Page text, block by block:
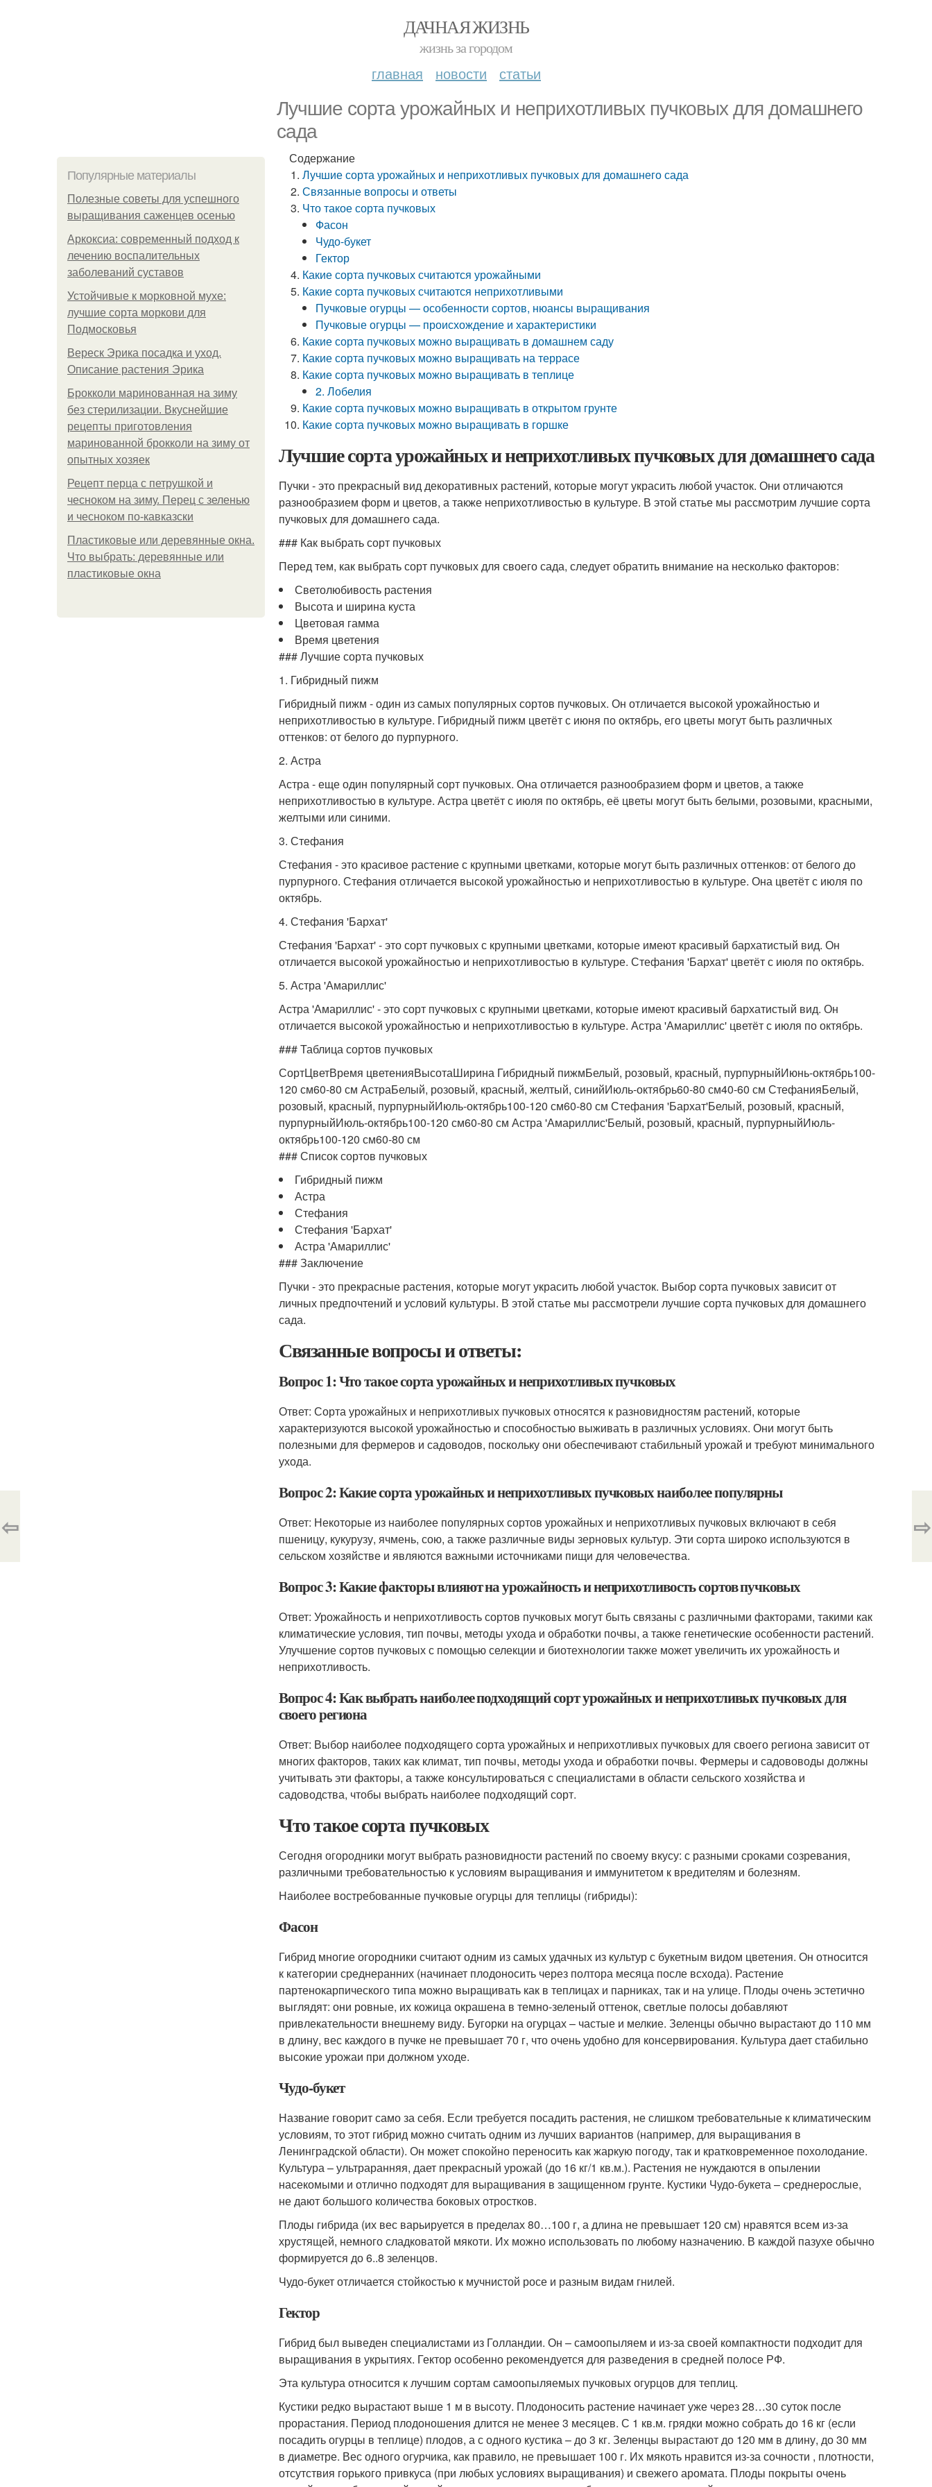
ДАЧНАЯ ЖИЗНЬ
жизнь за городом
главная новости статьи
Лучшие сорта урожайных и неприхотливых пучковых для домашнего
сада
Популярные материалы
Полезные советы для успешного
выращивания саженцев осенью
Аркоксиа: современный подход к
лечению воспалительных
заболеваний суставов
Устойчивые к морковной мухе:
лучшие сорта моркови для
Подмосковья
Вереск Эрика посадка и уход.
Описание растения Эрика
Брокколи маринованная на зиму
без стерилизации. Вкуснейшие
рецепты приготовления
маринованной брокколи на зиму от
опытных хозяек
Рецепт перца с петрушкой и
чесноком на зиму. Перец с зеленью
и чесноком по-кавказски
Пластиковые или деревянные окна.
Что выбрать: деревянные или
пластиковые окна
Содержание
Лучшие сорта урожайных и неприхотливых пучковых для домашнего сада
Связанные вопросы и ответы
Что такое сорта пучковых
Фасон
Чудо-букет
Гектор
Какие сорта пучковых считаются урожайными
Какие сорта пучковых считаются неприхотливыми
Пучковые огурцы — особенности сортов, нюансы выращивания
Пучковые огурцы — происхождение и характеристики
Какие сорта пучковых можно выращивать в домашнем саду
Какие сорта пучковых можно выращивать на террасе
Какие сорта пучковых можно выращивать в теплице
2. Лобелия
Какие сорта пучковых можно выращивать в открытом грунте
Какие сорта пучковых можно выращивать в горшке
Лучшие сорта урожайных и неприхотливых пучковых для домашнего сада
Пучки - это прекрасный вид декоративных растений, которые могут украсить любой участок. Они отличаются
разнообразием форм и цветов, а также неприхотливостью в культуре. В этой статье мы рассмотрим лучшие сорта
пучковых для домашнего сада.
### Как выбрать сорт пучковых
Перед тем, как выбрать сорт пучковых для своего сада, следует обратить внимание на несколько факторов:
Светолюбивость растения
Высота и ширина куста
Цветовая гамма
Время цветения
### Лучшие сорта пучковых
1. Гибридный пижм
Гибридный пижм - один из самых популярных сортов пучковых. Он отличается высокой урожайностью и
неприхотливостью в культуре. Гибридный пижм цветёт с июня по октябрь, его цветы могут быть различных
оттенков: от белого до пурпурного.
2. Астра
Астра - еще один популярный сорт пучковых. Она отличается разнообразием форм и цветов, а также
неприхотливостью в культуре. Астра цветёт с июля по октябрь, её цветы могут быть белыми, розовыми, красными,
желтыми или синими.
3. Стефания
Стефания - это красивое растение с крупными цветками, которые могут быть различных оттенков: от белого до
пурпурного. Стефания отличается высокой урожайностью и неприхотливостью в культуре. Она цветёт с июля по
октябрь.
4. Стефания 'Бархат'
Стефания 'Бархат' - это сорт пучковых с крупными цветками, которые имеют красивый бархатистый вид. Он
отличается высокой урожайностью и неприхотливостью в культуре. Стефания 'Бархат' цветёт с июля по октябрь.
5. Астра 'Амариллис'
Астра 'Амариллис' - это сорт пучковых с крупными цветками, которые имеют красивый бархатистый вид. Он
отличается высокой урожайностью и неприхотливостью в культуре. Астра 'Амариллис' цветёт с июля по октябрь.
### Таблица сортов пучковых
СортЦветВремя цветенияВысотаШирина Гибридный пижмБелый, розовый, красный, пурпурныйИюнь-октябрь100-
120 см60-80 см АстраБелый, розовый, красный, желтый, синийИюль-октябрь60-80 см40-60 см СтефанияБелый,
розовый, красный, пурпурныйИюль-октябрь100-120 см60-80 см Стефания 'Бархат'Белый, розовый, красный,
пурпурныйИюль-октябрь100-120 см60-80 см Астра 'Амариллис'Белый, розовый, красный, пурпурныйИюль-
октябрь100-120 см60-80 см
### Список сортов пучковых
Гибридный пижм
Астра
Стефания
Стефания 'Бархат'
Астра 'Амариллис'
### Заключение
Пучки - это прекрасные растения, которые могут украсить любой участок. Выбор сорта пучковых зависит от
личных предпочтений и условий культуры. В этой статье мы рассмотрели лучшие сорта пучковых для домашнего
сада.
Связанные вопросы и ответы:
Вопрос 1: Что такое сорта урожайных и неприхотливых пучковых
Ответ: Сорта урожайных и неприхотливых пучковых относятся к разновидностям растений, которые
характеризуются высокой урожайностью и способностью выживать в различных условиях. Они могут быть
полезными для фермеров и садоводов, поскольку они обеспечивают стабильный урожай и требуют минимального
ухода.
Вопрос 2: Какие сорта урожайных и неприхотливых пучковых наиболее популярны
Ответ: Некоторые из наиболее популярных сортов урожайных и неприхотливых пучковых включают в себя
пшеницу, кукурузу, ячмень, сою, а также различные виды зерновых культур. Эти сорта широко используются в
сельском хозяйстве и являются важными источниками пищи для человечества.
Вопрос 3: Какие факторы влияют на урожайность и неприхотливость сортов пучковых
Ответ: Урожайность и неприхотливость сортов пучковых могут быть связаны с различными факторами, такими как
климатические условия, тип почвы, методы ухода и обработки почвы, а также генетические особенности растений.
Улучшение сортов пучковых с помощью селекции и биотехнологии также может увеличить их урожайность и
неприхотливость.
Вопрос 4: Как выбрать наиболее подходящий сорт урожайных и неприхотливых пучковых для
своего региона
Ответ: Выбор наиболее подходящего сорта урожайных и неприхотливых пучковых для своего региона зависит от
многих факторов, таких как климат, тип почвы, методы ухода и обработки почвы. Фермеры и садововоды должны
учитывать эти факторы, а также консультироваться с специалистами в области сельского хозяйства и
садоводства, чтобы выбрать наиболее подходящий сорт.
Что такое сорта пучковых
Сегодня огородники могут выбрать разновидности растений по своему вкусу: с разными сроками созревания,
различными требовательностью к условиям выращивания и иммунитетом к вредителям и болезням.
Наиболее востребованные пучковые огурцы для теплицы (гибриды):
Фасон
Гибрид многие огородники считают одним из самых удачных из культур с букетным видом цветения. Он относится
к категории среднеранних (начинает плодоносить через полтора месяца после всхода). Растение
партенокарпического типа можно выращивать как в теплицах и парниках, так и на улице. Плоды очень эстетично
выглядят: они ровные, их кожица окрашена в темно-зеленый оттенок, светлые полосы добавляют
привлекательности внешнему виду. Бугорки на огурцах – частые и мелкие. Зеленцы обычно вырастают до 110 мм
в длину, вес каждого в пучке не превышает 70 г, что очень удобно для консервирования. Культура дает стабильно
высокие урожаи при должном уходе.
Чудо-букет
Название говорит само за себя. Если требуется посадить растения, не слишком требовательные к климатическим
условиям, то этот гибрид можно считать одним из лучших вариантов (например, для выращивания в
Ленинградской области). Он может спокойно переносить как жаркую погоду, так и кратковременное похолодание.
Культура – ультраранняя, дает прекрасный урожай (до 16 кг/1 кв.м.). Растения не нуждаются в опылении
насекомыми и отлично подходят для выращивания в защищенном грунте. Кустики Чудо-букета – среднерослые,
не дают большого количества боковых отростков.
Плоды гибрида (их вес варьируется в пределах 80…100 г, а длина не превышает 120 см) нравятся всем из-за
хрустящей, немного сладковатой мякоти. Их можно использовать по любому назначению. В каждой пазухе обычно
формируется до 6..8 зеленцов.
Чудо-букет отличается стойкостью к мучнистой росе и разным видам гнилей.
Гектор
Гибрид был выведен специалистами из Голландии. Он – самоопыляем и из-за своей компактности подходит для
выращивания в укрытиях. Гектор особенно рекомендуется для разведения в средней полосе РФ.
Эта культура относится к лучшим сортам самоопыляемых пучковых огурцов для теплиц.
Кустики редко вырастают выше 1 м в высоту. Плодоносить растение начинает уже через 28…30 суток после
прорастания. Период плодоношения длится не менее 3 месяцев. С 1 кв.м. грядки можно собрать до 16 кг (если
посадить огурцы в теплице) плодов, а с одного кустика – до 3 кг. Зеленцы вырастают до 120 мм в длину, до 30 мм
в диаметре. Вес одного огурчика, как правило, не превышает 100 г. Их мякоть нравится из-за сочности , плотности,
отсутствия горького привкуса (при любых условиях выращивания) и свежего аромата. Плоды покрыты очень
⇦ ⇨